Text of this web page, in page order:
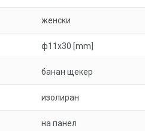
женски
ф11x30 [mm]
банан щекер
изолиран
на панел